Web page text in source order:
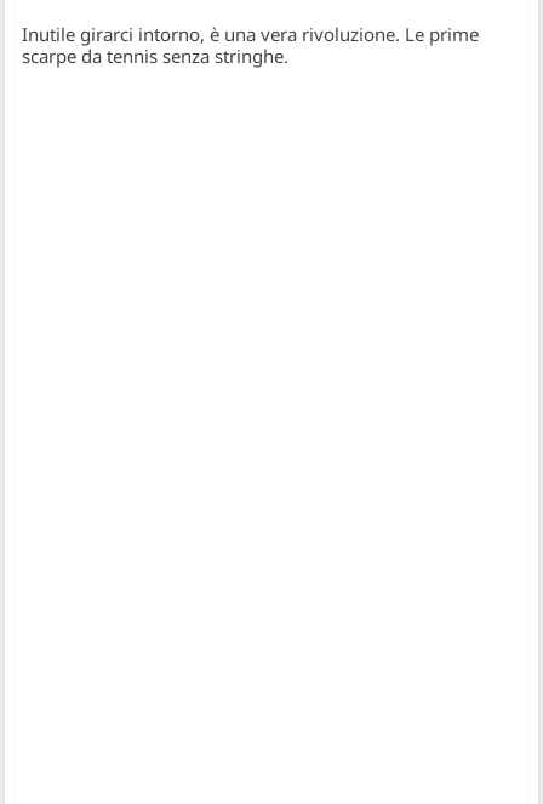
Inutile girarci intorno, è una vera rivoluzione. Le prime
scarpe da tennis senza stringhe.